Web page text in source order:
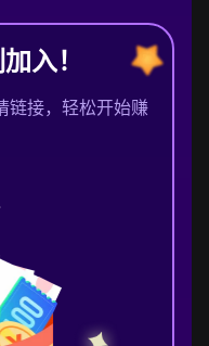
入！
链接，轻松开始赚